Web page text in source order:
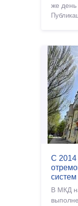
же день
С 2014
В МКД